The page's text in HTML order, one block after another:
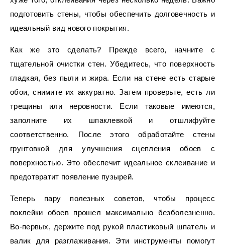
подготовить стены, чтобы обеспечить долговечность и
идеальный вид нового покрытия.
Как же это сделать? Прежде всего, начните с
тщательной очистки стен. Убедитесь, что поверхность
гладкая, без пыли и жира. Если на стене есть старые
обои, снимите их аккуратно. Затем проверьте, есть ли
трещины или неровности. Если таковые имеются,
заполните их шпаклевкой и отшлифуйте
соответственно. После этого обработайте стены
грунтовкой для улучшения сцепления обоев с
поверхностью. Это обеспечит идеальное склеивание и
предотвратит появление пузырей.
Теперь пару полезных советов, чтобы процесс
поклейки обоев прошел максимально безболезненно.
Во-первых, держите под рукой пластиковый шпатель и
валик для разглаживания. Эти инструменты помогут